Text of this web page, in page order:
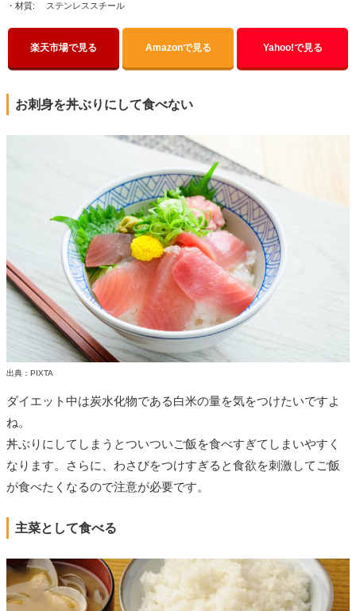
・材質: ステンレススチール
楽天市場で見る Amazonで見る Yahoo!で見る
お刺身を丼ぶりにして食べない
出典：PIXTA
ダイエット中は炭水化物である白米の量を気をつけたいですよ
ね。
丼ぶりにしてしまうとついついご飯を食べすぎてしまいやすく
なります。さらに、わさびをつけすぎると食欲を刺激してご飯
が食べたくなるので注意が必要です。
主菜として食べる